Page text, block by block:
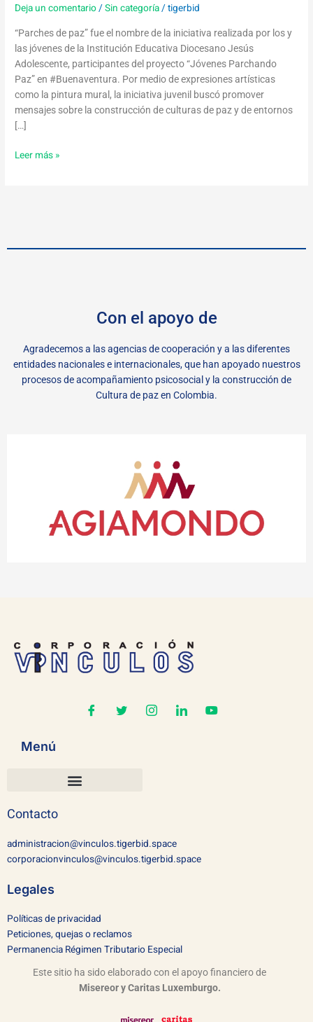
Deja un comentario /Sin categoría /tigerbid
“Parches de paz” fue el nombre de la iniciativa realizada por los y
las jóvenes de la Institución Educativa Diocesano Jesús
Adolescente, participantes del proyecto “Jóvenes Parchando
Paz” en #Buenaventura. Por medio de expresiones artísticas
como la pintura mural, la iniciativa juvenil buscó promover
mensajes sobre la construcción de culturas de paz y de entornos
[…]
Leer más »
Con el apoyo de
Agradecemos a las agencias de cooperación y a las diferentes
entidades nacionales e internacionales, que han apoyado nuestros
procesos de acompañamiento psicosocial y la construcción de
Cultura de paz en Colombia.
Menú
Contacto
administracion@vinculos.tigerbid.space
corporacionvinculos@vinculos.tigerbid.space
Legales
Políticas de privacidad
Peticiones, quejas o reclamos
Permanencia Régimen Tributario Especial
Este sitio ha sido elaborado con el apoyo financiero de
Misereor y Caritas Luxemburgo.